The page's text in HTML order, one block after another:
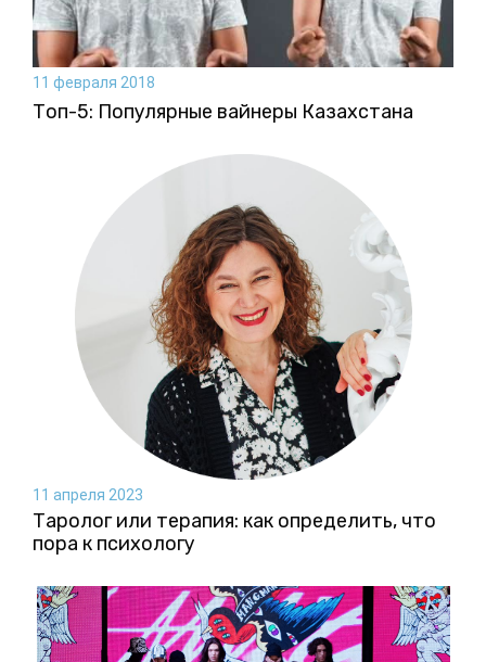
11 февраля 2018
Топ-5: Популярные вайнеры Казахстана
11 апреля 2023
Таролог или терапия: как определить, что
пора к психологу